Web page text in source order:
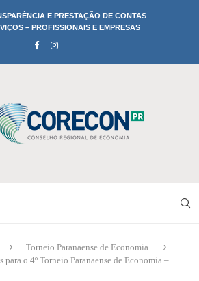
E PRESTAÇÃO DE CONTAS
– PROFISSIONAIS E EMPRESAS
Torneio Paranaense de Economia
para o 4º Torneio Paranaense de Economia –